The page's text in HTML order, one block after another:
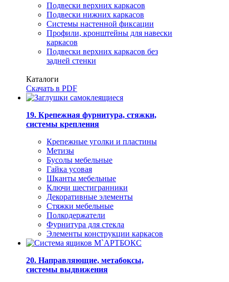
Подвески верхних каркасов
Подвески нижних каркасов
Системы настенной фиксации
Профили, кронштейны для навески
каркасов
Подвески верхних каркасов без
задней стенки
Каталоги
Скачать в PDF
19. Крепежная фурнитура, стяжки,
системы крепления
Крепежные уголки и пластины
Метизы
Бусолы мебельные
Гайка усовая
Шканты мебельные
Ключи шестигранники
Декоративные элементы
Стяжки мебельные
Полкодержатели
Фурнитура для стекла
Элементы конструкции каркасов
20. Направляющие, метабоксы,
системы выдвижения